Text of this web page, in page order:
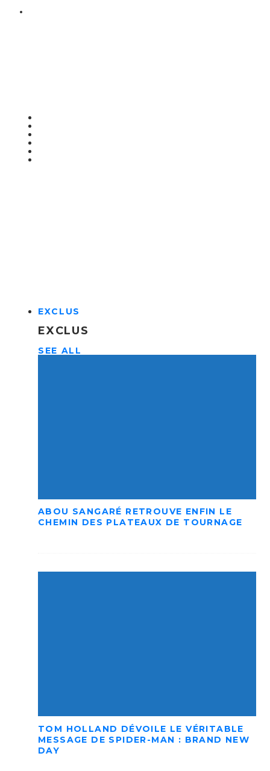
EXCLUS
EXCLUS
SEE ALL
ABOU SANGARÉ RETROUVE ENFIN LE
CHEMIN DES PLATEAUX DE TOURNAGE
TOM HOLLAND DÉVOILE LE VÉRITABLE
MESSAGE DE SPIDER-MAN : BRAND NEW
DAY